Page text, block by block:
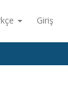
Giriş